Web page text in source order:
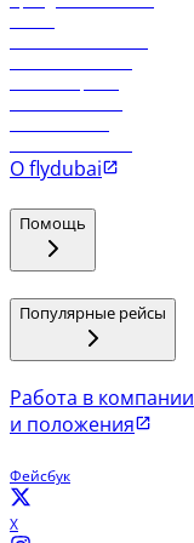
О flydubai
Помощь
Популярные рейсы
Работа в компании
и положения
Фейсбук
X